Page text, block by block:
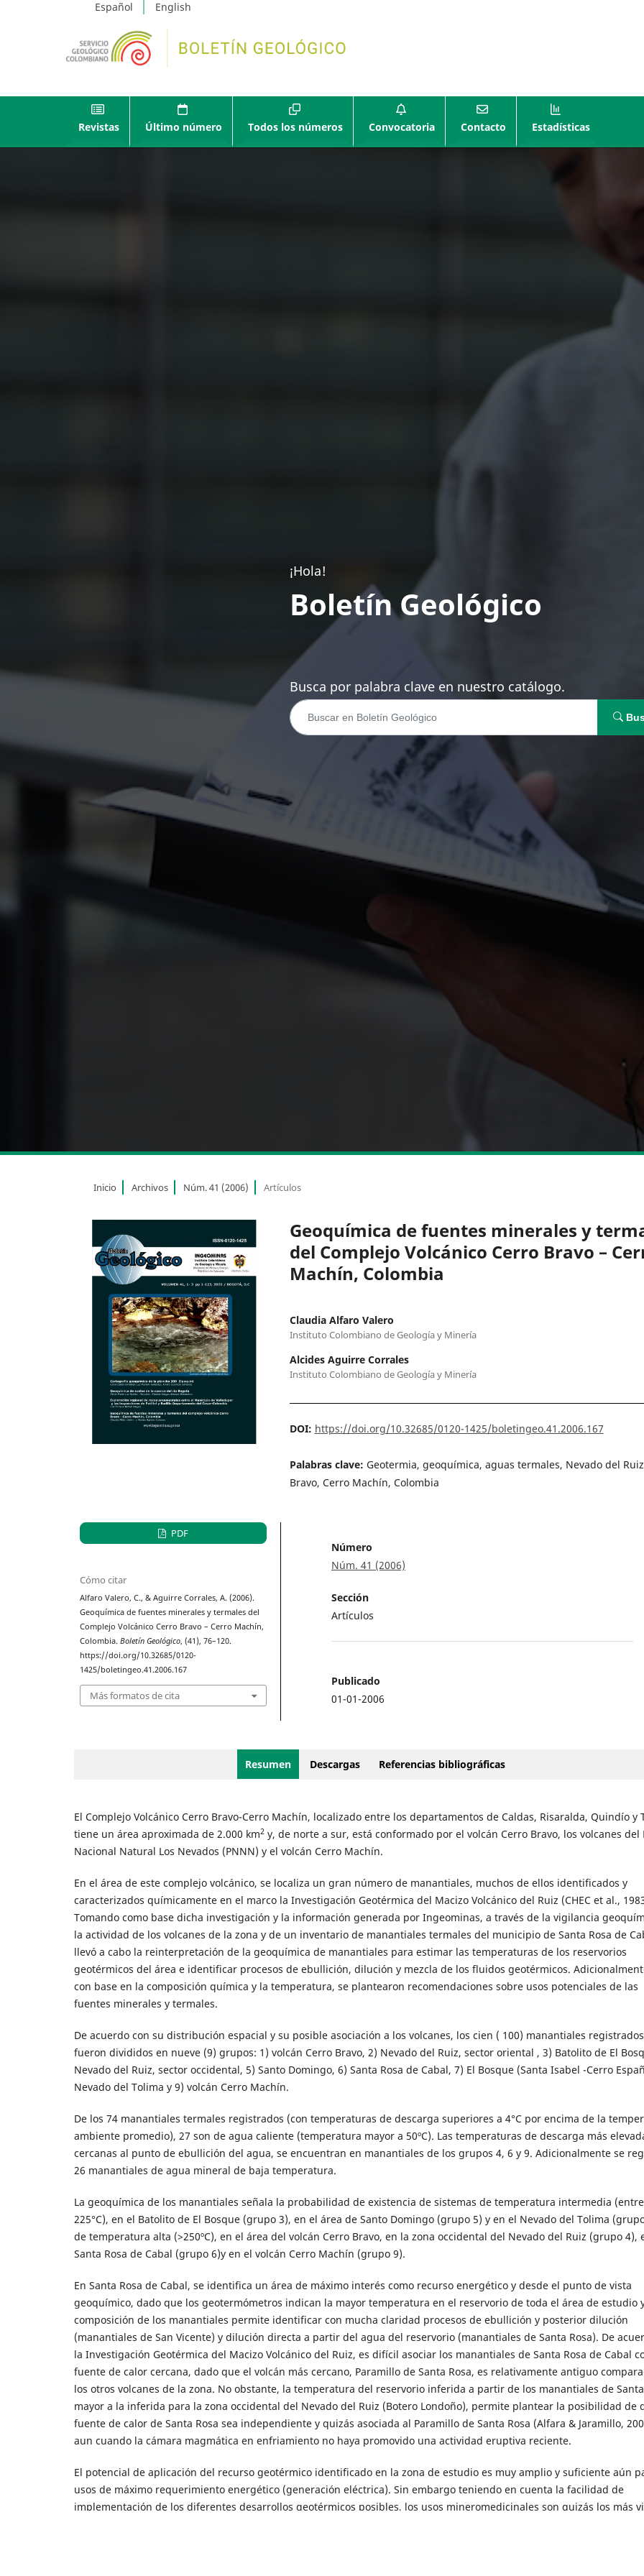
Español English
Revistas Último número Todos los números Convocatoria Contacto Estadísticas
¡Hola!
Boletín Geológico
Busca por palabra clave en nuestro catálogo.
Inicio Archivos Núm. 41 (2006) Artículos
Geoquímica de fuentes minerales y
del Complejo Volcánico Cerro Bravo –
Machín, Colombia
Claudia Alfaro Valero
Instituto Colombiano de Geología y Minería
Alcides Aguirre Corrales
Instituto Colombiano de Geología y Minería
DOI: https://doi.org/10.32685/0120-1425/boletingeo.41.2006.167
Palabras clave: Geotermia, geoquímica, aguas termales, Nevado del
Bravo, Cerro Machín, Colombia
PDF
Cómo citar
Alfaro Valero, C., & Aguirre Corrales, A. (2006).
Geoquímica de fuentes minerales y termales del
Complejo Volcánico Cerro Bravo – Cerro Machín,
Colombia.Boletín Geológico, (41), 76–120.
https://doi.org/10.32685/0120-
1425/boletingeo.41.2006.167
Más formatos de cita
Número
Núm. 41 (2006)
Sección
Artículos
Publicado
01-01-2006
Resumen Descargas Referencias bibliográficas
El Complejo Volcánico Cerro Bravo-Cerro Machín, localizado entre los departamentos de Caldas, Risaralda, Quindío y
tiene un área aproximada de 2.000 km2y, de norte a sur, está conformado por el volcán Cerro Bravo, los volcanes del
Nacional Natural Los Nevados (PNNN) y el volcán Cerro Machín.
En el área de este complejo volcánico, se localiza un gran número de manantiales, muchos de ellos identificados y
caracterizados químicamente en el marco la Investigación Geotérmica del Macizo Volcánico del Ruiz (CHEC et al.,
Tomando como base dicha investigación y la información generada por Ingeominas, a través de la vigilancia
la actividad de los volcanes de la zona y de un inventario de manantiales termales del municipio de Santa Rosa de
llevó a cabo la reinterpretación de la geoquímica de manantiales para estimar las temperaturas de los reservorios
geotérmicos del área e identificar procesos de ebullición, dilución y mezcla de los fluidos geotérmicos.
con base en la composición química y la temperatura, se plantearon recomendaciones sobre usos potenciales de las
fuentes minerales y termales.
De acuerdo con su distribución espacial y su posible asociación a los volcanes, los cien ( 100) manantiales
fueron divididos en nueve (9) grupos: 1) volcán Cerro Bravo, 2) Nevado del Ruiz, sector oriental , 3) Batolito de El
Nevado del Ruiz, sector occidental, 5) Santo Domingo, 6) Santa Rosa de Cabal, 7) El Bosque (Santa Isabel -Cerro
Nevado del Tolima y 9) volcán Cerro Machín.
De los 74 manantiales termales registrados (con temperaturas de descarga superiores a 4°C por encima de la
ambiente promedio), 27 son de agua caliente (temperatura mayor a 50ºC). Las temperaturas de descarga más
cercanas al punto de ebullición del agua, se encuentran en manantiales de los grupos 4, 6 y 9. Adicionalmente se
26 manantiales de agua mineral de baja temperatura.
La geoquímica de los manantiales señala la probabilidad de existencia de sistemas de temperatura intermedia
225°C), en el Batolito de El Bosque (grupo 3), en el área de Santo Domingo (grupo 5) y en el Nevado del Tolima
de temperatura alta (>250ºC), en el área del volcán Cerro Bravo, en la zona occidental del Nevado del Ruiz (grupo 4),
Santa Rosa de Cabal (grupo 6)y en el volcán Cerro Machín (grupo 9).
En Santa Rosa de Cabal, se identifica un área de máximo interés como recurso energético y desde el punto de vista
geoquímico, dado que los geotermómetros indican la mayor temperatura en el reservorio de toda el área de estudio
composición de los manantiales permite identificar con mucha claridad procesos de ebullición y posterior dilución
(manantiales de San Vicente) y dilución directa a partir del agua del reservorio (manantiales de Santa Rosa). De
la Investigación Geotérmica del Macizo Volcánico del Ruiz, es difícil asociar los manantiales de Santa Rosa de Cabal
fuente de calor cercana, dado que el volcán más cercano, Paramillo de Santa Rosa, es relativamente antiguo
los otros volcanes de la zona. No obstante, la temperatura del reservorio inferida a partir de los manantiales de Santa
mayor a la inferida para la zona occidental del Nevado del Ruiz (Botero Londoño), permite plantear la posibilidad de
fuente de calor de Santa Rosa sea independiente y quizás asociada al Paramillo de Santa Rosa (Alfara & Jaramillo,
aun cuando la cámara magmática en enfriamiento no haya promovido una actividad eruptiva reciente.
El potencial de aplicación del recurso geotérmico identificado en la zona de estudio es muy amplio y suficiente aún
usos de máximo requerimiento energético (generación eléctrica). Sin embargo teniendo en cuenta la facilidad de
implementación de los diferentes desarrollos geotérmicos posibles, los usos mineromedicinales son quizás los más